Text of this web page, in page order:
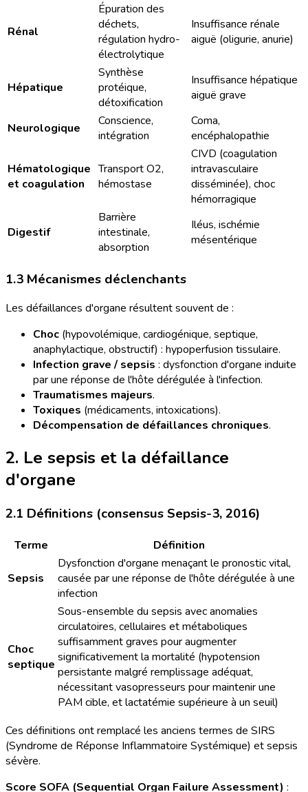
Rénal
Épuration des
déchets,
régulation hydro-
électrolytique
Insuffisance rénale
aiguë (oligurie, anurie)
Hépatique
Synthèse
protéique,
détoxification
Insuffisance hépatique
aiguë grave
Neurologique
Conscience,
intégration
Coma,
encéphalopathie
Hématologique
et coagulation
Transport O2,
hémostase
CIVD (coagulation
intravasculaire
disséminée), choc
hémorragique
Digestif
Barrière
intestinale,
absorption
Iléus, ischémie
mésentérique
1.3 Mécanismes déclenchants
Les défaillances d'organe résultent souvent de :
Choc (hypovolémique, cardiogénique, septique,
anaphylactique, obstructif) : hypoperfusion tissulaire.
Infection grave / sepsis : dysfonction d'organe induite
par une réponse de l'hôte dérégulée à l'infection.
Traumatismes majeurs.
Toxiques (médicaments, intoxications).
Décompensation de défaillances chroniques.
2. Le sepsis et la défaillance
d'organe
2.1 Définitions (consensus Sepsis-3, 2016)
Terme Définition
Sepsis
Dysfonction d'organe menaçant le pronostic vital,
causée par une réponse de l'hôte dérégulée à une
infection
Choc
septique
Sous-ensemble du sepsis avec anomalies
circulatoires, cellulaires et métaboliques
suffisamment graves pour augmenter
significativement la mortalité (hypotension
persistante malgré remplissage adéquat,
nécessitant vasopresseurs pour maintenir une
PAM cible, et lactatémie supérieure à un seuil)
Ces définitions ont remplacé les anciens termes de SIRS
(Syndrome de Réponse Inflammatoire Systémique) et sepsis
sévère.
Score SOFA (Sequential Organ Failure Assessment) :